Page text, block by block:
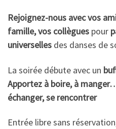
Rejoignez-nous avec vos
famille, vos collègues pour
universelles des danses de
La soirée débute avec un
Apportez à boire, à
échanger, se rencontrer
Entrée libre sans